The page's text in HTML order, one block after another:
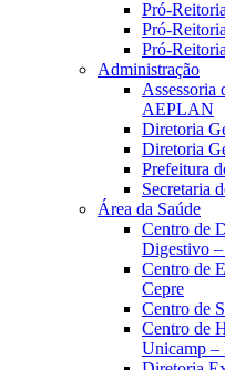
Pró-
Pró-
Pró-
Administração
Assessoria
AEPLAN
Diretoria
Diretoria
Prefeitura
Secretaria
Área da Saúde
Centro de
Digestivo
Centro de
Cepre
Centro de
Centro de
Unicamp –